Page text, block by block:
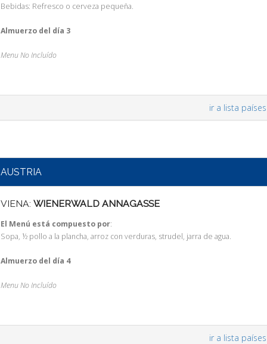
Bebidas: Refresco o cerveza pequeña.
Almuerzo del día 3
Menu No Incluído
ir a lista países
AUSTRIA
VIENA: WIENERWALD ANNAGASSE
El Menú está compuesto por:
Sopa, ½ pollo a la plancha, arroz con verduras, strudel, jarra de agua.
Almuerzo del día 4
Menu No Incluído
ir a lista países